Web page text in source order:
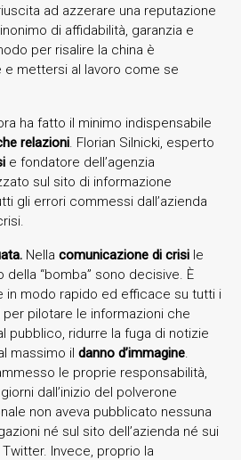
ad azzerare una reputazione
di affidabilità, garanzia e
per risalire la china è
mettersi al lavoro come se
ha fatto il minimo indispensabile
relazioni. Florian Silnicki, esperto
e fondatore dell’agenzia
sul sito di informazione
gli errori commessi dall’azienda
Nella comunicazione di crisi le
“bomba” sono decisive. È
in modo rapido ed efficace su tutti i
pilotare le informazioni che
pubblico, ridurre la fuga di notizie
massimo il danno d’immagine.
le proprie responsabilità,
dall’inizio del polverone
non aveva pubblicato nessuna
né sul sito dell’azienda né sui
Invece, proprio la